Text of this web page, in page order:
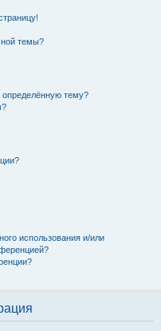
темы?
определённую тему?
использования и/или